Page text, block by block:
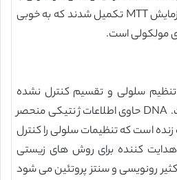
دستیابی به نتایج حاصل از آزمایش MTT تکمیل شدند که به خوبی
مولکولی است.
سلولی و تقسیم کنترل نشده
سلول ها شناخته شده است. DNA حاوی اطلاعات ژنتیکی منحصر
است که تنظیمات سلولی را کنترل
کننده برای روش های زیستی
رونویسی و سنتز پروتئین می شود